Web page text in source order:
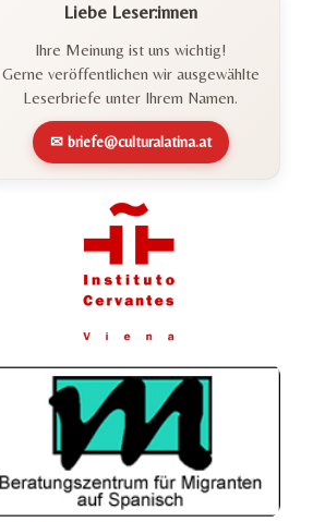
Liebe Leser:innen
Ihre Meinung ist uns wichtig!
Gerne veröffentlichen wir ausgewählte
Leserbriefe unter Ihrem Namen.
✉ briefe@culturalatina.at